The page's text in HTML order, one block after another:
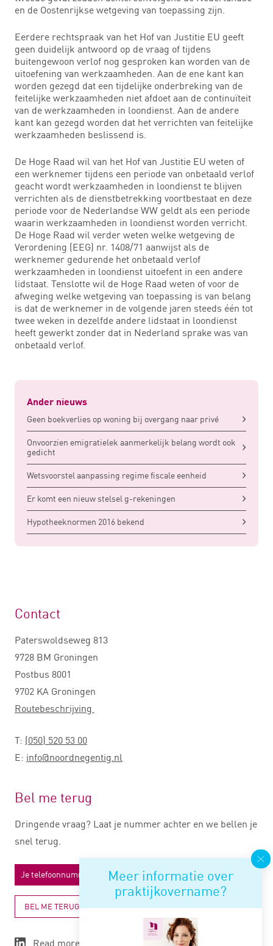
en de Oostenrijkse wetgeving van toepassing zijn.
Eerdere rechtspraak van het Hof van Justitie EU geeft
geen duidelijk antwoord op de vraag of tijdens
buitengewoon verlof nog gesproken kan worden van de
uitoefening van werkzaamheden. Aan de ene kant kan
worden gezegd dat een tijdelijke onderbreking van de
feitelijke werkzaamheden niet afdoet aan de continuïteit
van de werkzaamheden in loondienst. Aan de andere
kant kan gezegd worden dat het verrichten van feitelijke
werkzaamheden beslissend is.
De Hoge Raad wil van het Hof van Justitie EU weten of
een werknemer tijdens een periode van onbetaald verlof
geacht wordt werkzaamheden in loondienst te blijven
verrichten als de dienstbetrekking voortbestaat en deze
periode voor de Nederlandse WW geldt als een periode
waarin werkzaamheden in loondienst worden verricht.
De Hoge Raad wil verder weten welke wetgeving de
Verordening (EEG) nr. 1408/71 aanwijst als de
werknemer gedurende het onbetaald verlof
werkzaamheden in loondienst uitoefent in een andere
lidstaat. Tenslotte wil de Hoge Raad weten of voor de
afweging welke wetgeving van toepassing is van belang
is dat de werknemer in de volgende jaren steeds één tot
twee weken in dezelfde andere lidstaat in loondienst
heeft gewerkt zonder dat in Nederland sprake was van
onbetaald verlof.
Ander nieuws
Geen boekverlies op woning bij overgang naar privé
Onvoorzien emigratielek aanmerkelijk belang wordt ook
gedicht
Wetsvoorstel aanpassing regime fiscale eenheid
Er komt een nieuw stelsel g-rekeningen
Hypotheeknormen 2016 bekend
Meer informatie over
praktijkovername?
Contact
Paterswoldseweg 813
9728 BM Groningen
Postbus 8001
9702 KA Groningen
Routebeschrijving
T: (050) 520 53 00
E: info@noordnegentig.nl
Bel me terug
Dringende vraag? Laat je nummer achter en we bellen je
snel terug.
BEL ME TERUG
Read more